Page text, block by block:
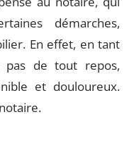
démarches,
En effet, en tant
pas de tout repos,
et douloureux.